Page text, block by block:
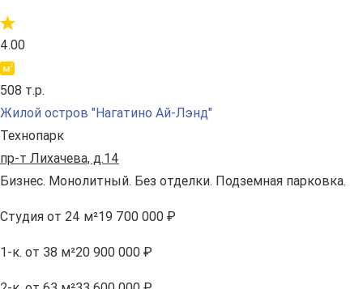
4.00
508 т.р.
Жилой остров "Нагатино Ай-Лэнд"
Технопарк
пр-т Лихачева, д.14
Бизнес. Монолитный. Без отделки. Подземная парковка.
Студия от 24 м²19 700 000 ₽
1-к. от 38 м²20 900 000 ₽